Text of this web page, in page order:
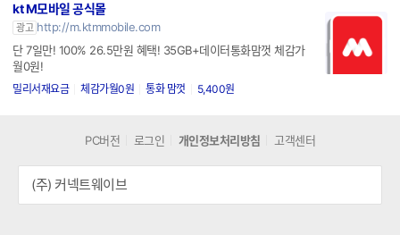
kt M모바일 공식몰
광고 http://m.ktmmobile.com
단 7일만! 100% 26.5만원 혜택! 35GB+데이터통화맘껏 체감가
월0원!
밀리서재요금 체감가월0원 통화 맘껏 5,400원
PC버전 로그인 개인정보처리방침 고객센터
(주) 커넥트웨이브